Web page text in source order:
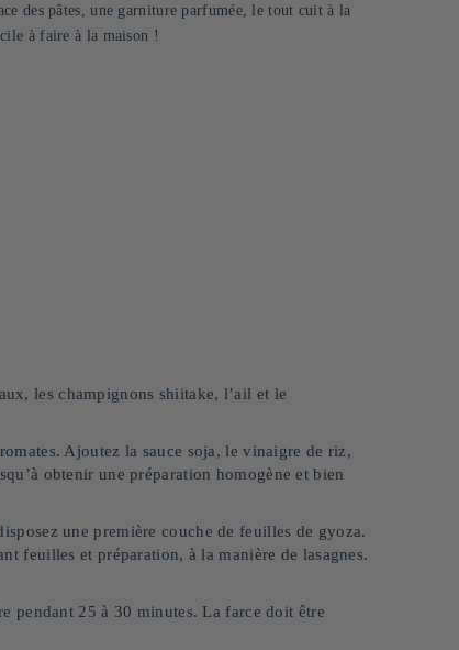
des pâtes, une garniture parfumée, le tout cuit à la
à faire à la maison !
les champignons shiitake, l’ail et le
Ajoutez la sauce soja, le vinaigre de riz,
obtenir une préparation homogène et bien
une première couche de feuilles de gyoza.
feuilles et préparation, à la manière de lasagnes.
pendant 25 à 30 minutes. La farce doit être